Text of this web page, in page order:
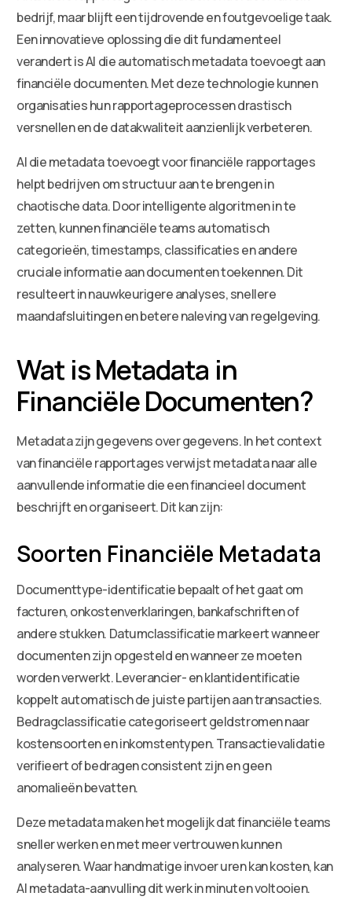
bedrijf, maar blijft een tijdrovende en foutgevoelige taak.
Een innovatieve oplossing die dit fundamenteel
verandert is AI die automatisch metadata toevoegt aan
financiële documenten. Met deze technologie kunnen
organisaties hun rapportageprocessen drastisch
versnellen en de datakwaliteit aanzienlijk verbeteren.
AI die metadata toevoegt voor financiële rapportages
helpt bedrijven om structuur aan te brengen in
chaotische data. Door intelligente algoritmen in te
zetten, kunnen financiële teams automatisch
categorieën, timestamps, classificaties en andere
cruciale informatie aan documenten toekennen. Dit
resulteert in nauwkeurigere analyses, snellere
maandafsluitingen en betere naleving van regelgeving.
Wat is Metadata in
Financiële Documenten?
Metadata zijn gegevens over gegevens. In het context
van financiële rapportages verwijst metadata naar alle
aanvullende informatie die een financieel document
beschrijft en organiseert. Dit kan zijn:
Soorten Financiële Metadata
Documenttype-identificatie bepaalt of het gaat om
facturen, onkostenverklaringen, bankafschriften of
andere stukken. Datumclassificatie markeert wanneer
documenten zijn opgesteld en wanneer ze moeten
worden verwerkt. Leverancier- en klantidentificatie
koppelt automatisch de juiste partijen aan transacties.
Bedragclassificatie categoriseert geldstromen naar
kostensoorten en inkomstentypen. Transactievalidatie
verifieert of bedragen consistent zijn en geen
anomalieën bevatten.
Deze metadata maken het mogelijk dat financiële teams
sneller werken en met meer vertrouwen kunnen
analyseren. Waar handmatige invoer uren kan kosten, kan
AI metadata-aanvulling dit werk in minuten voltooien.